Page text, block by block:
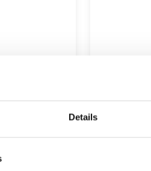
Details